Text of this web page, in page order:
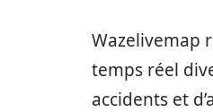
Wazelivemap
temps réel
accidents et